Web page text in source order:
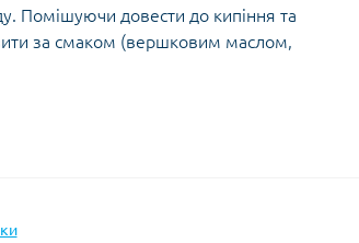
Помішуючи довести до кипіння та
за смаком (вершковим маслом,